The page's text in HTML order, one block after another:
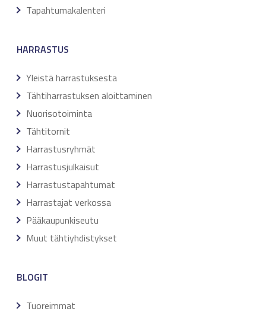
Tapahtumakalenteri
HARRASTUS
Yleistä harrastuksesta
Tähtiharrastuksen aloittaminen
Nuorisotoiminta
Tähtitornit
Harrastusryhmät
Harrastusjulkaisut
Harrastustapahtumat
Harrastajat verkossa
Pääkaupunkiseutu
Muut tähtiyhdistykset
BLOGIT
Tuoreimmat